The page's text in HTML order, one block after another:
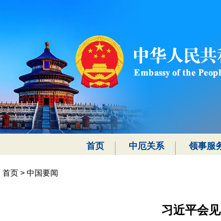
首页 中厄关系 领事服
首页 > 中国要闻
习近平会